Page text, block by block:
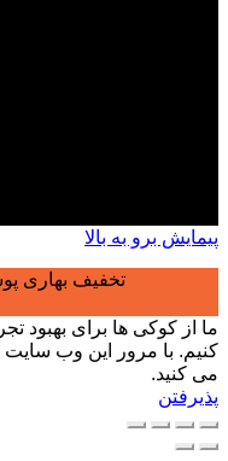
پیمایش برو به بالا
تخفیف بهاری
ما از کوکی ها برای بهبود
کنیم. با مرور این وب سایت
می کنید.
پذیرفتن